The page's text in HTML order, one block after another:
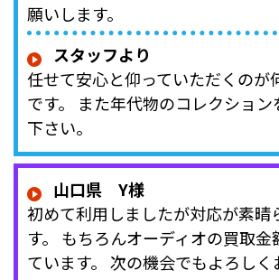
願いします。
スタッフより
任せて安心と仰っていただくのが
です。 また年代物のコレクション
下さい。
山口県 Y様
初めて利用しましたが対応が素晴
す。 もちろんオーディオの買取金
ています。 次の機会でもよろしく